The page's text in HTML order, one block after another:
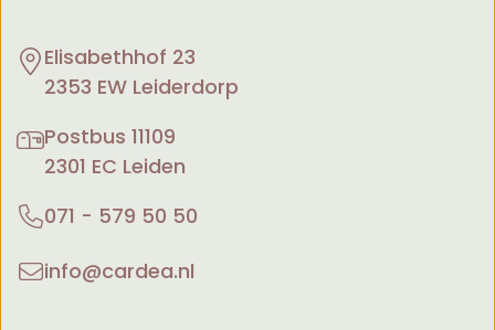
Elisabethhof 23
2353 EW Leiderdorp
Postbus 11109
2301 EC Leiden
071 - 579 50 50
info@cardea.nl